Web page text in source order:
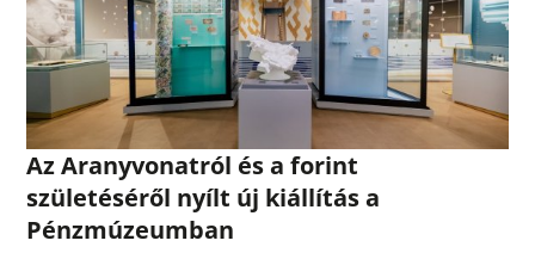
Az Aranyvonatról és a forint
születéséről nyílt új kiállítás a
Pénzmúzeumban